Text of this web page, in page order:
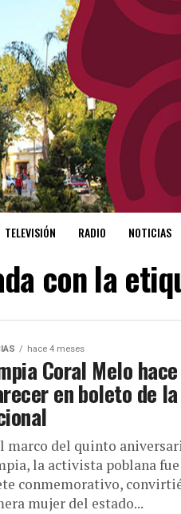
TELEVISIÓN RADIO NOTICIAS
con la
hace 4 meses
Coral Melo
en boleto de
marco del quinto
la activista poblana
conmemorativo,
mujer del estado...